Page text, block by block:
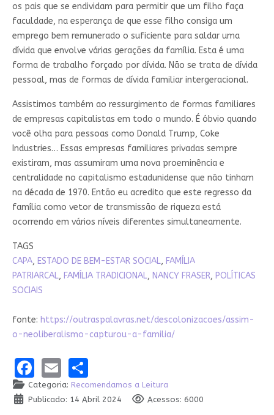
os pais que se endividam para permitir que um filho faça
faculdade, na esperança de que esse filho consiga um
emprego bem remunerado o suficiente para saldar uma
dívida que envolve várias gerações da família. Esta é uma
forma de trabalho forçado por dívida. Não se trata de dívida
pessoal, mas de formas de dívida familiar intergeracional.
Assistimos também ao ressurgimento de formas familiares
de empresas capitalistas em todo o mundo. É óbvio quando
você olha para pessoas como Donald Trump, Coke
Industries… Essas empresas familiares privadas sempre
existiram, mas assumiram uma nova proeminência e
centralidade no capitalismo estadunidense que não tinham
na década de 1970. Então eu acredito que este regresso da
família como vetor de transmissão de riqueza está
ocorrendo em vários níveis diferentes simultaneamente.
TAGS
CAPA, ESTADO DE BEM-ESTAR SOCIAL, FAMÍLIA
PATRIARCAL, FAMÍLIA TRADICIONAL, NANCY FRASER, POLÍTICAS
SOCIAIS
fonte: https://outraspalavras.net/descolonizacoes/assim-
o-neoliberalismo-capturou-a-familia/
Facebook
EmailShare
Categoria: Recomendamos a Leitura
Publicado: 14 Abril 2024
Acessos: 6000